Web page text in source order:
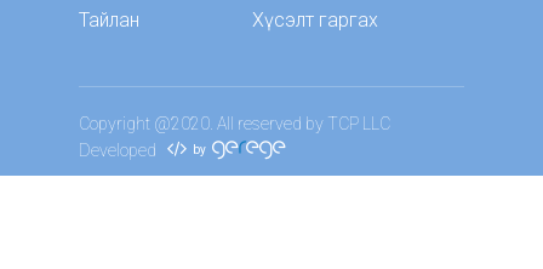
Тайлан Хүсэлт гаргах
Copyright @2020. All reserved by TCP LLC
Developed
by